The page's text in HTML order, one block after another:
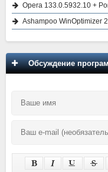
Opera 133.0.5932.10 +
Ashampoo WinOptimizer
Обсуждение